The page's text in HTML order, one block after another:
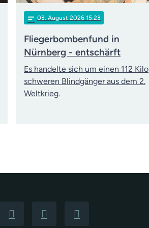
notes 03. August 2026 15:23
Fliegerbombenfund in
Nürnberg - entschärft
Es handelte sich um einen 112 Kilo
schweren Blindgänger aus dem 2.
Weltkrieg.